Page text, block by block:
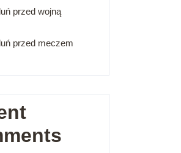
przed wojną
przed meczem